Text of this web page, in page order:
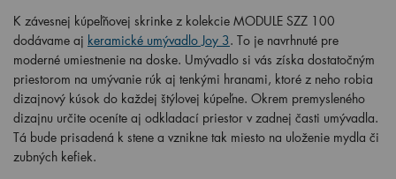
K závesnej kúpeľňovej skrinke z kolekcie MODULE SZZ 100
dodávame aj keramické umývadlo Joy 3. To je navrhnuté pre
moderné umiestnenie na doske. Umývadlo si vás získa dostatočným
priestorom na umývanie rúk aj tenkými hranami, ktoré z neho robia
dizajnový kúsok do každej štýlovej kúpeľne. Okrem premysleného
dizajnu určite oceníte aj odkladací priestor v zadnej časti umývadla.
Tá bude prisadená k stene a vznikne tak miesto na uloženie mydla či
zubných kefiek.